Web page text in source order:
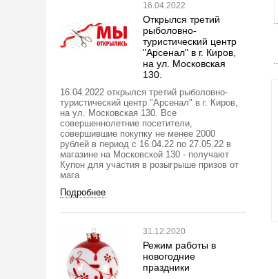
16.04.2022
Открылся третий
рыболовно-
туристический центр
"Арсенал" в г. Киров,
на ул. Московская
130.
16.04.2022 открылся третий рыболовно-
туристический центр "Арсенал" в г. Киров,
на ул. Московская 130. Все
совершеннолетние посетители,
совершившие покупку не менее 2000
рублей в период с 16.04.22 по 27.05.22 в
магазине на Московской 130 - получают
Купон для участия в розыгрыше призов от
мага
Подробнее
31.12.2020
Режим работы в
новогодние
праздники